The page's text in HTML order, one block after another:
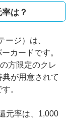
は？
ジ）は、
カードです。
方限定のクレ
が用意されて
。
元率は、1,000